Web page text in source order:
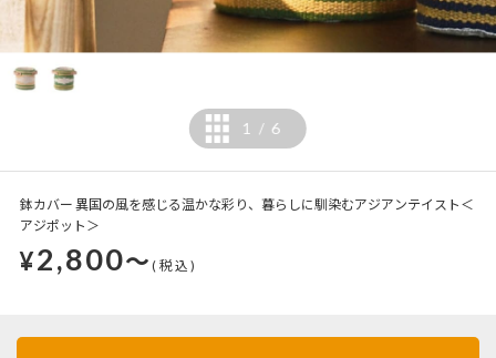
1 / 6
鉢カバー 異国の風を感じる温かな彩り、暮らしに馴染むアジアンテイスト＜
アジポット＞
¥2,800～(税込)